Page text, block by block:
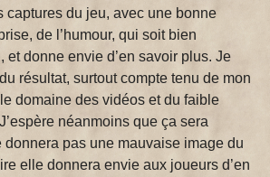
captures du jeu, avec une bonne
de l’humour, qui soit bien
et donne envie d’en savoir plus. Je
résultat, surtout compte tenu de mon
domaine des vidéos et du faible
néanmoins que ça sera
donnera pas une mauvaise image du
elle donnera envie aux joueurs d’en